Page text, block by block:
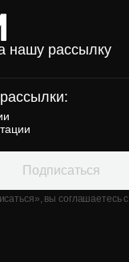
нашу рассылку
Подписаться
вы соглашаетесь с